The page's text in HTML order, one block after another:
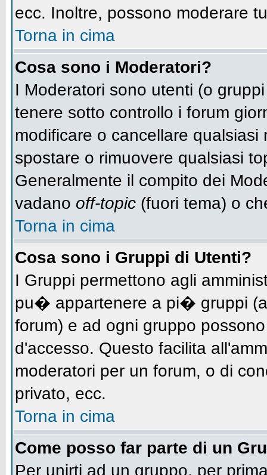
ecc. Inoltre, possono moderare
Torna in cima
Cosa sono i Moderatori?
I Moderatori sono utenti (o
tenere sotto controllo i forum
modificare o cancellare
spostare o rimuovere qualsiasi
Generalmente il compito dei
vadano off-topic (fuori tema) o
Torna in cima
Cosa sono i Gruppi di Utenti?
I Gruppi permettono agli
pu� appartenere a pi� gruppi
forum) e ad ogni gruppo
d'accesso. Questo facilita
moderatori per un forum, o di
privato, ecc.
Torna in cima
Come posso far parte di un
Per unirti ad un gruppo, per